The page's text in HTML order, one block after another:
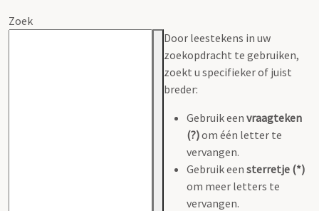
Zoek
Door leestekens in uw
zoekopdracht te gebruiken,
zoekt u specifieker of juist
breder:
Gebruik een vraagteken
(?)om één letter te
vervangen.
Gebruik een sterretje (*)
om meer letters te
vervangen.